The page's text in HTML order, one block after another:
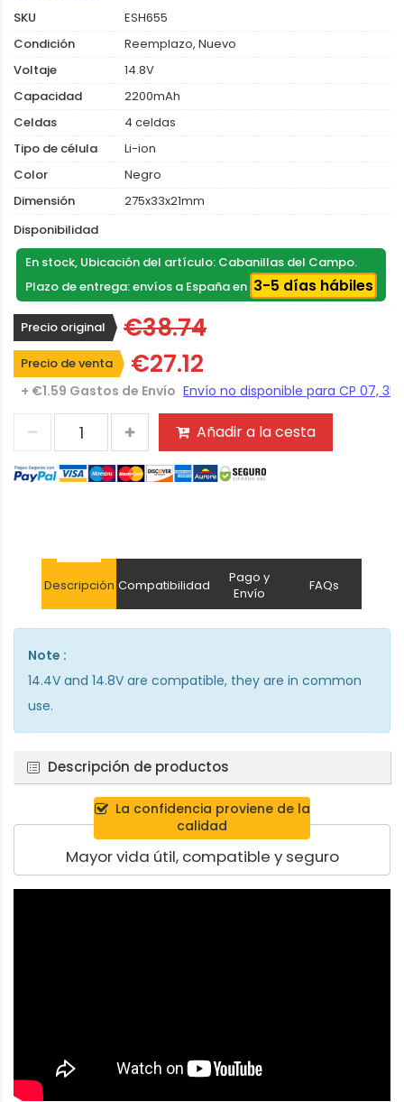
SKU
ESH655
Condición
Reemplazo, Nuevo
Voltaje
14.8V
Capacidad
2200mAh
Celdas
4 celdas
Tipo de célula
Li-ion
Color
Negro
Dimensión
275x33x21mm
Disponibilidad
En stock, Ubicación del artículo: Cabanillas del Campo.
Plazo de entrega: envíos a España en 3-5 días hábiles
Precio original €38.74
Precio de venta €27.12
+ €1.59 Gastos de Envío
Añadir a la cesta
Descripción Compatibilidad
Pago y
Envío
FAQs
Note :
14.4V and 14.8V are compatible, they are in common
use.
Descripción de productos
La confidencia proviene de la
calidad
Mayor vida útil, compatible y seguro